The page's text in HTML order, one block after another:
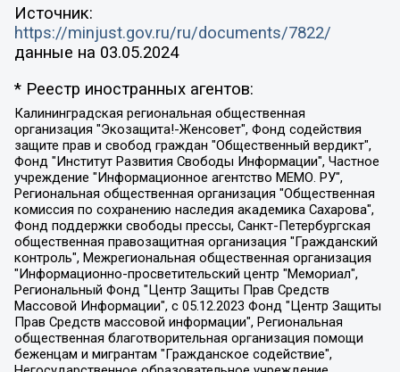
Источник:
https://minjust.gov.ru/ru/documents/7822/
данные на 03.05.2024
* Реестр иностранных агентов:
Калининградская региональная общественная организация "Экозащита!-Женсовет", Фонд содействия защите прав и свобод граждан "Общественный вердикт", Фонд "Институт Развития Свободы Информации", Частное учреждение "Информационное агентство МЕМО. РУ", Региональная общественная организация "Общественная комиссия по сохранению наследия академика Сахарова", Фонд поддержки свободы прессы, Санкт-Петербургская общественная правозащитная организация "Гражданский контроль", Межрегиональная общественная организация "Информационно-просветительский центр "Мемориал", Региональный Фонд "Центр Защиты Прав Средств Массовой Информации", с 05.12.2023 Фонд "Центр Защиты Прав Средств массовой информации", Региональная общественная благотворительная организация помощи беженцам и мигрантам "Гражданское содействие", Негосударственное образовательное учреждение дополнительного профессионального образования (повышение квалификации) специалистов "АКАДЕМИЯ ПО ПРАВАМ ЧЕЛОВЕКА", Свердловская региональная общественная организация "Сутяжник", Автономная некоммерческая организация "Центр независимых социологических исследований", Союз общественных объединений "Российский исследовательский центр по правам человека", Региональное общественное учреждение научно-информационный центр "МЕМОРИАЛ", Некоммерческая организация "Фонд защиты гласности", Автономная некоммерческая организация "Институт прав человека", Городская общественная организация "Екатеринбургское общество "МЕМОРИАЛ", Городская общественная организация "Рязанское историко-просветительское и правозащитное общество "Мемориал" (Рязанский Мемориал), Челябинский региональный орган общественной самодеятельности – женское общественное объединение "Женщины Евразии", Челябинский региональный орган общественной самодеятельности "Уральская правозащитная группа", Фонд содействия защите здоровья и социальной справедливости имени Андрея Рылькова, Автономная Некоммерческая Организация "Аналитический Центр Юрия Левады", Автономная некоммерческая организация социальной поддержки населения "Проект Апрель", Региональная общественная организация помощи женщинам и детям, находящимся в кризисной ситуации "Информационно-методический центр "Анна", Фонд содействия развитию массовых коммуникаций и правовому просвещению "Так-так-Так", Фонд содействия устойчивому развитию "Серебряная тайга", Свердловский региональный общественный фонд социальных проектов "Новое время", "Idel.Реалии", Кавказ.Реалии, Крым.Реалии, Телеканал Настоящее Время, Татаро-башкирская служба Радио Свобода (Azatliq Radiosi), Радио Свободная Европа/Радио Свобода (PCE/PC), "Сибирь.Реалии", "Фактограф", Благотворительный фонд помощи осужденным и их семьям, Автономная некоммерческая организация "Институт глобализации и социальных движений", Фонд "В защиту прав заключенных", Частное учреждение "Центр поддержки и содействия развитию средств массовой информации", Пензенский региональный общественный благотворительный фонд "Гражданский союз", "Север.Реалии", Некоммерческая организация Фонд "Правовая инициатива", Общество с ограниченной ответственностью "Радио Свободная Европа/Радио Свобода", Чешское информационное агентство "MEDIUM-ORIENT", Красноярская региональная общественная организация "Мы против СПИДа", Камалягин Денис Николаевич, Маркелов Сергей Евгеньевич, Пономарев Лев Александрович, Савицкая Людмила Алексеевна, Автономная некоммерческая организация "Центр по работе с проблемой насилия "НАСИЛИЮ.НЕТ", Межрегиональный профессиональный союз работников здравоохранения "Альянс врачей", Юридическое лицо, зарегистрированное в Латвийской Республике, SIA "Medusa Project" (регистрационный номер 40103797863, дата регистрации 10.06.2014), Некоммерческая организация "Фонд по борьбе с коррупцией", Автономная некоммерческая организация "Институт права и публичной политики", Баданин Роман Сергеевич, Гликин Максим Александрович, Железнова Мария Михайловна, Лукьянова Юлия Сергеевна, Маетная Елизавета Витальевна, Маняхин Петр Борисович, Чуракова Ольга Владимировна, Ярош Юлия Петровна, Юридическое лицо "The Insider SIA", зарегистрированное в Риге, Латвийская Республика (дата регистрации 26.06.2015), являющееся администратором доменного имени интернет-издания "The Insider SIA", https://theins.ru, Постернак Алексей Евгеньевич, Рубин Михаил Аркадьевич, Анин Роман Александрович, Юридическое лицо Istories fonds, зарегистрированное в Латвийской Республике (регистрационный номер 50008295751, дата регистрации 24.02.2020), Великовский Дмитрий Александрович, Долинина Ирина Николаевна, Мароховская Алеся Алексеевна, Шлейнов Роман Юрьевич, Шмагун Олеся Валентиновна, Общество с ограниченной ответственностью "Альтаир 2021", Общество с ограниченной ответственностью "Вега 2021", Общество с ограниченной ответственностью "Главный редактор 2021", Общество с ограниченной ответственностью "Ромашки монолит", Важенков Артем Валерьевич, Ивановская областная общественная организация "Центр гендерных исследований", Гурман Юрий Альбертович, Медиапроект "ОВД-Инфо", Егоров Владимир Владимирович, Жилинский Владимир Александрович, Общество с ограниченной ответственностью "ЗП", Иванова София Юрьевна, Карезина Инна Павловна, Кильтау Екатерина Викторовна, Петров Алексей Викторович, Пискунов Сергей Евгеньевич, Смирнов Сергей Сергеевич, Тихонов Михаил Сергеевич, Общество с ограниченной ответственностью "ЖУРНАЛИСТ-ИНОСТРАННЫЙ АГЕНТ", Арапова Галина Юрьевна, Вольтская Татьяна Анатольевна, Американская компания "Mason G.E.S. Anonymous Foundation" (США), являющаяся владельцем интернет-издания https://mnews.world/, Компания "Stichting Bellingcat", зарегистрированная в Нидерландах (дата регистрации 11.07.2018), Захаров Андрей Вячеславович, Клепиковская Екатерина Дмитриевна, Общество с ограниченной ответственностью "МЕМО", Перл Роман Александрович, Симонов Евгений Алексеевич, Соловьева Елена Анатольевна, Сотников Даниил Владимирович, Сурначева Елизавета Дмитриевна, Автономная некоммерческая организация по защите прав человека и информированию населения "Якутия – Наше Мнение", Общество с ограниченной ответственностью "Москоу диджитал медиа", с 26.01.2023 Общество с ограниченной ответственностью "Чайка Белые сады", Ветошкина Валерия Валерьевна, Заговора Максим Александрович, Межрегиональное общественное движение "Российская ЛГБТ - сеть", Оленичев Максим Владимирович, Павлов Иван Юрьевич, Скворцова Елена Сергеевна, Общество с ограниченной ответственностью "Как бы инагент", Кочетков Игорь Викторович, Общество с ограниченной ответственностью "Честные выборы", Еланчик Олег Александрович, Общество с ограниченной ответственностью "Нобелевский призыв", Гималова Регина Эмилевна, Григорьев Андрей Валерьевич, Григорьева Алина Александровна, Ассоциация по содействию защите прав призывников, альтернативнослужащих и военнослужащих "Правозащитная группа "Гражданин.Армия.Право", Хисамова Регина Фаритовна, Автономная некоммерческая организация по реализации социально-правовых программ "Лилит", Дальневосточное общественное движение "Маяк", Санкт-Петербургская ЛГБТ-инициативная группа "Выход", Инициативная группа ЛГБТ+ "Реверс", Алексеев Андрей Викторович, Бекбулатова Таисия Львовна, Беляев Иван Михайлович, Владыкина Елена Сергеевна, Гельман Марат Александрович, Никульшина Вероника Юрьевна, Толоконникова Надежда Андреевна, Шендерович Виктор Анатольевич, Общество с ограниченной ответственностью "Данное сообщение", Общество с ограниченной ответственностью Издательский дом "Новая глава", Айнбиндер Александра Александровна, Московский комьюнити-центр для ЛГБТ+инициатив, Благотворительный фонд развития филантропии, Deutsche Welle (Германия, Kurt-Schumacher-Strasse 3, 53113 Bonn), Борзунова Мария Михайловна, Воробьев Виктор Викторович, Голубева Анна Львовна, Константинова Алла Михайловна, Малкова Ирина Владимировна, Мурадов Мурад Абдулгалимович, Осетинская Елизавета Николаевна, Понасенков Евгений Николаевич, Ганапольский Матвей Юрьевич, Киселев Евгений Алексеевич, Борухович Ирина Григорьевна, Дремин Иван Тимофеевич, Дубровский Дмитрий Викторович, Красноярская региональная общественная организация поддержки и развития альтернативных образовательных технологий и межкультурных коммуникаций "ИНТЕРРА", Маяковская Екатерина Алексеевна, Фейгин Марк Захарович, Филимонов Андрей Викторович, Дзугкоева Регина Николаевна, Доброхотов Роман Александрович, Дудь Юрий Александрович, Елкин Сергей Владимирович, Кругликов Кирилл Игоревич, Сабунаева Мария Леонидовна, Семенов Алексей Владимирович, Шаинян Карен Багратович, Шульман Екатерина Михайловна, Асафьев Артур Валерьевич, Вахштайн Виктор Семенович, Венедиктов Алексей Алексеевич, Лушникова Екатерина Евгеньевна, Волков Леонид Михайлович, Невзоров Александр Глебович, Пархоменко Сергей Борисович, Сироткин Ярослав Николаевич, Кара-Мурза Владимир Владимирович, Баранова Наталья Владимировна, Гозман Леонид Яковлевич, Кагарлицкий Борис Юльевич, Климарев Михаил Валерьевич, Милов Владимир Станиславович, Автономная некоммерческая организация Краснодарский центр современного искусства "Типография", Моргенштерн Алишер Тагирович, Соболь Любовь Эдуардовна, Общество с ограниченной ответственностью "ЛИЗА НОРМ", Каспаров Гарри Кимович, Ходорковский Михаил Борисович, Общество с ограниченной ответственностью "Апрельские тезисы", Данилович Ирина Брониславовна, Кашин Олег Владимирович, Петров Николай Владимирович, Пивоваров Алексей Владимирович, Соколов Михаил Владимирович, Цветкова Юлия Владимировна, Чичваркин Евгений Александрович, Комитет против пыток/Команда против пыток, Общество с ограниченной ответственностью "Первый научный", Общество с ограниченной ответственностью "Вертолет и ко", Белоцерковская Вероника Борисовна, Кац Максим Евгеньевич, Лазарева Татьяна Юрьевна, Шаведдинов Руслан Табризович, Яшин Илья Валерьевич, Общество с ограниченной ответственностью "Иноагент ААВ", Алешковский Дмитрий Петрович, Альбац Евгения Марковна, Быков Дмитрий Львович, Галямина Юлия Евгеньевна, Лойко Сергей Леонидович, Мартынов Кирилл Константинович, Медведев Сергей Александрович, Крашенинников Федор Геннадиевич, Гордеева Катерина Вл